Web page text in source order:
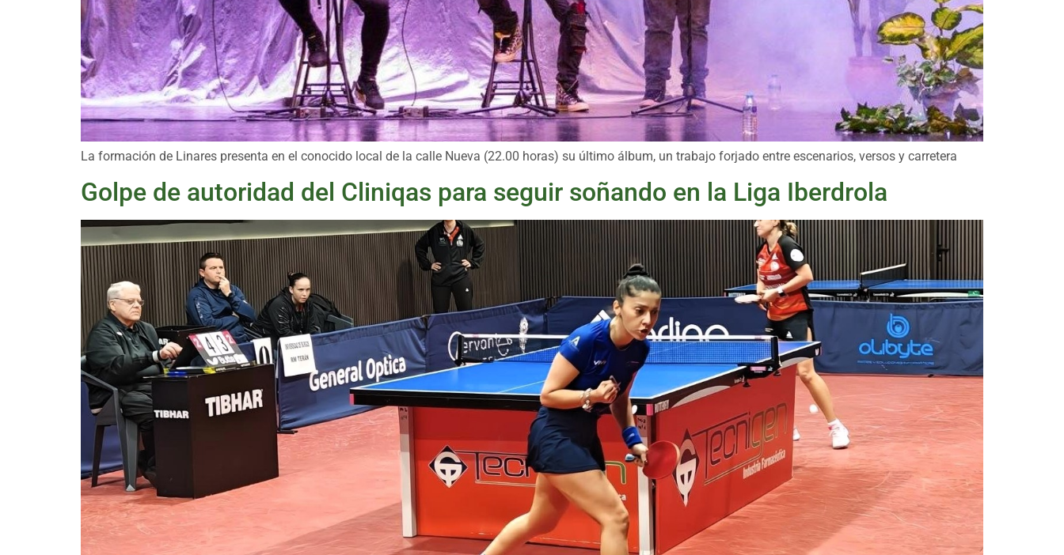
La formación de Linares presenta en el conocido local de la calle Nueva (22.00 horas) su último álbum, un trabajo forjado entre escenarios, versos y carretera
Golpe de autoridad del Cliniqas para seguir soñando en la Liga Iberdrola